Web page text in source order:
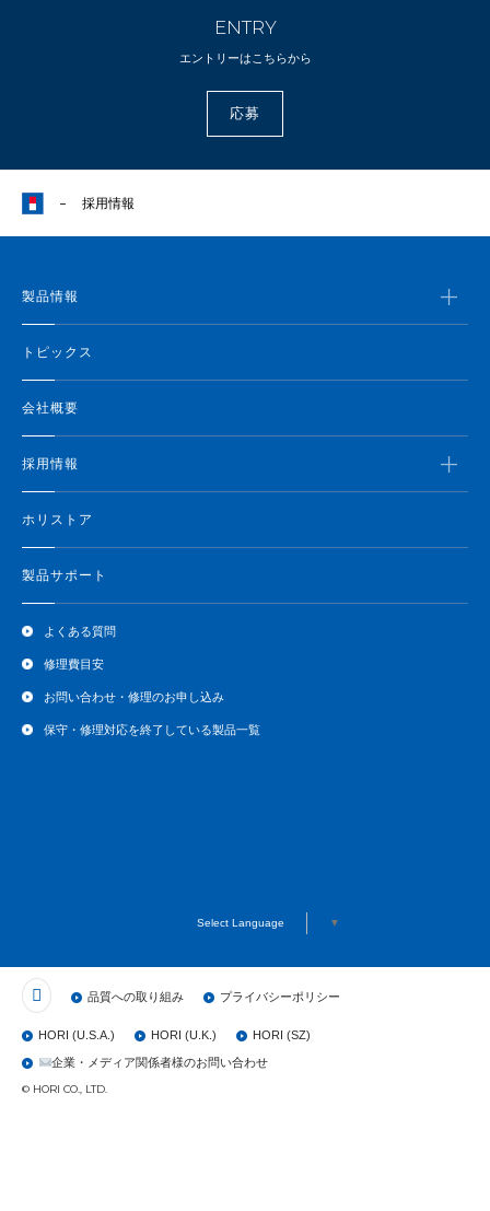
ENTRY
エントリーはこちらから
応募
採用情報
製品情報
トピックス
会社概要
採用情報
ホリストア
製品サポート
よくある質問
修理費目安
お問い合わせ・修理のお申し込み
保守・修理対応を終了している製品一覧
Select Language ▼
品質への取り組み プライバシーポリシー
HORI (U.S.A.) HORI (U.K.) HORI (SZ)
企業・メディア関係者様のお問い合わせ
© HORI CO., LTD.